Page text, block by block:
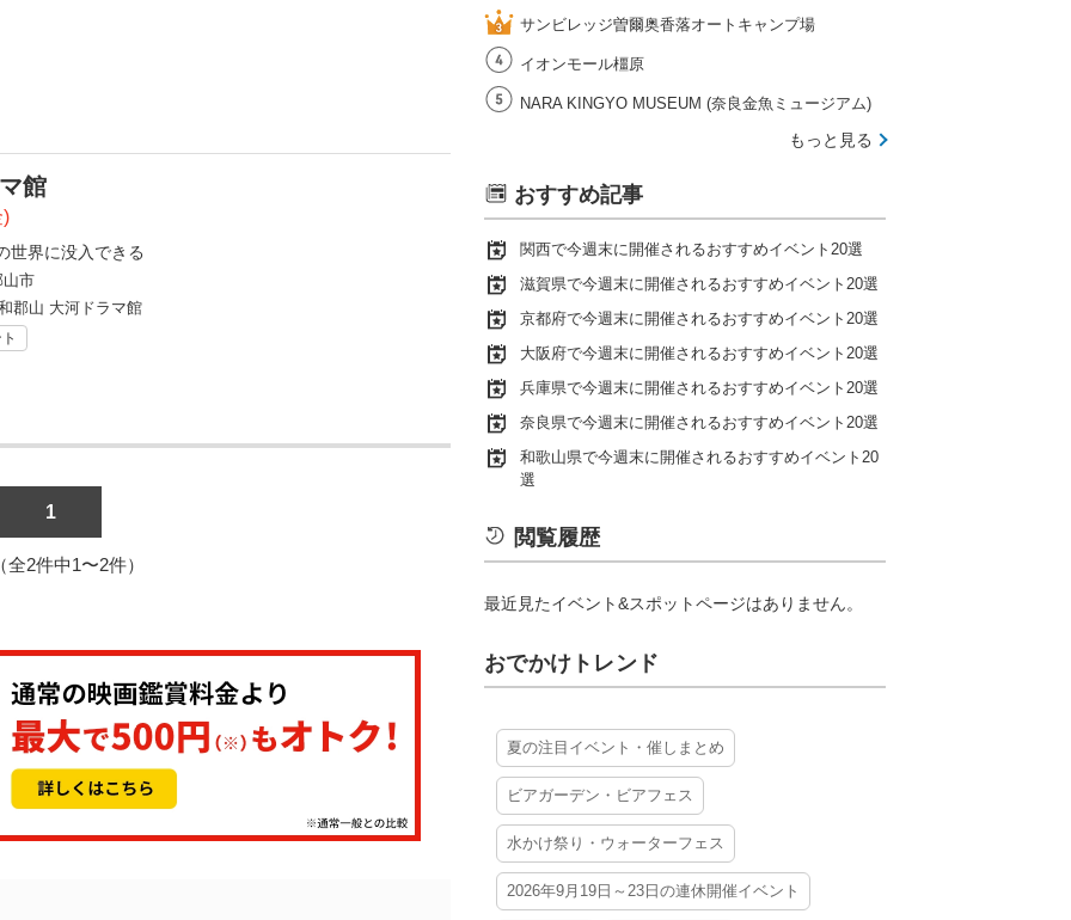
館
)
世界に没入できる
市
郡山 大河ドラマ館
1
全2件中1〜2件）
サンビレッジ曽爾奥香落オートキャンプ場
イオンモール橿原
NARA KINGYO MUSEUM (奈良金魚ミュージアム)
もっと見る
おすすめ記事
関西で今週末に開催されるおすすめイベント20選
滋賀県で今週末に開催されるおすすめイベント20選
京都府で今週末に開催されるおすすめイベント20選
大阪府で今週末に開催されるおすすめイベント20選
兵庫県で今週末に開催されるおすすめイベント20選
奈良県で今週末に開催されるおすすめイベント20選
和歌山県で今週末に開催されるおすすめイベント20
選
閲覧履歴
最近見たイベント&スポットページはありません。
おでかけトレンド
夏の注目イベント・催しまとめ
ビアガーデン・ビアフェス
水かけ祭り・ウォーターフェス
2026年9月19日～23日の連休開催イベント